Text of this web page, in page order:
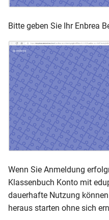
Bitte geben Sie Ihr Enbrea
Wenn Sie Anmeldung
Klassenbuch Konto mit
dauerhafte Nutzung
heraus starten ohne sich